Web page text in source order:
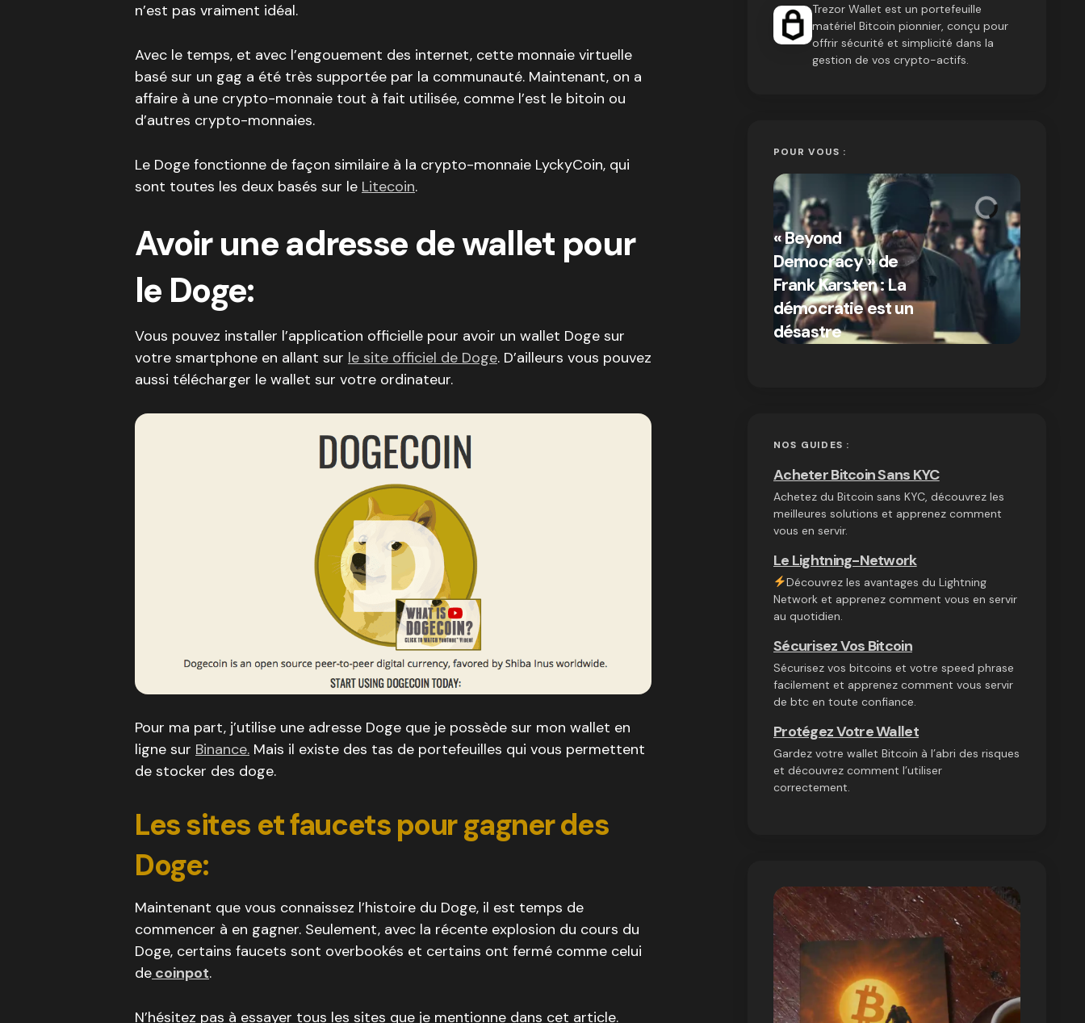
n’est pas vraiment idéal.
Avec le temps, et avec l’engouement des internet, cette monnaie virtuelle
basé sur un gag a été très supportée par la communauté. Maintenant, on a
affaire à une crypto-monnaie tout à fait utilisée, comme l’est le bitoin ou
d’autres crypto-monnaies.
Le Doge fonctionne de façon similaire à la crypto-monnaie LyckyCoin, qui
sont toutes les deux basés sur le Litecoin.
Avoir une adresse de wallet pour
le Doge:
Vous pouvez installer l’application officielle pour avoir un wallet Doge sur
votre smartphone en allant sur le site officiel de Doge. D’ailleurs vous pouvez
aussi télécharger le wallet sur votre ordinateur.
Pour ma part, j’utilise une adresse Doge que je possède sur mon wallet en
ligne sur Binance. Mais il existe des tas de portefeuilles qui vous permettent
de stocker des doge.
Les sites et faucets pour gagner des
Doge:
Maintenant que vous connaissez l’histoire du Doge, il est temps de
commencer à en gagner. Seulement, avec la récente explosion du cours du
Doge, certains faucets sont overbookés et certains ont fermé comme celui
de coinpot.
N’hésitez pas à essayer tous les sites que je mentionne dans cet article.
Trezor Wallet est un portefeuille
matériel Bitcoin pionnier, conçu pour
offrir sécurité et simplicité dans la
gestion de vos crypto-actifs.
POUR VOUS :
« Beyond
Democracy » de
Frank Karsten : La
démocratie est un
désastre
on 03/10/2024
NOS GUIDES :
Acheter Bitcoin Sans KYC
Achetez du Bitcoin sans KYC, découvrez les
meilleures solutions et apprenez comment
vous en servir.
Le Lightning-Network
Découvrez les avantages du Lightning
Network et apprenez comment vous en servir
au quotidien.
Sécurisez Vos Bitcoin
Sécurisez vos bitcoins et votre speed phrase
facilement et apprenez comment vous servir
de btc en toute confiance.
Protégez Votre Wallet
Gardez votre wallet Bitcoin à l’abri des risques
et découvrez comment l’utiliser
correctement.